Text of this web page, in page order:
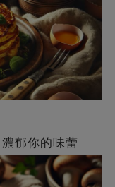
郁你的味蕾